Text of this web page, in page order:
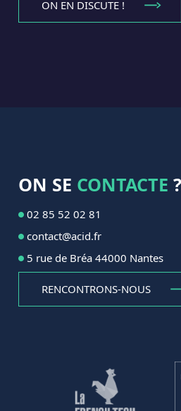
ON EN DISCUTE !
ON SE CONTACTE ?
02 85 52 02 81
contact@acid.fr
5 rue de Bréa 44000 Nantes
RENCONTRONS-NOUS